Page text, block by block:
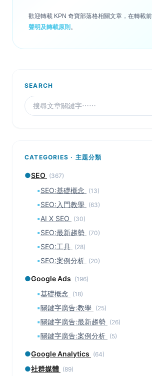
歡迎轉載 KPN 奇寶部落格相關文章，在轉載
聲明及轉載原則 。
SEARCH
CATEGORIES · 主題分類
●SEO (367)
▪SEO:基礎概念 (13)
▪SEO:入門教學 (63)
▪AI X SEO (30)
▪SEO:最新趨勢 (70)
▪SEO:工具 (28)
▪SEO:案例分析 (20)
●Google Ads (196)
▪基礎概念 (18)
▪關鍵字廣告:教學 (25)
▪關鍵字廣告:最新趨勢 (26)
▪關鍵字廣告:案例分析 (5)
●Google Analytics (64)
●社群媒體 (89)